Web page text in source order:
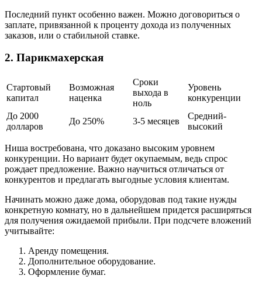
Последний пункт особенно важен. Можно договориться о
заплате, привязанной к проценту дохода из полученных
заказов, или о стабильной ставке.
2. Парикмахерская
Стартовый
капитал
Возможная
наценка
Сроки
выхода в
ноль
Уровень
конкуренции
До 2000
долларов
До 250% 3-5 месяцев
Средний-
высокий
Ниша востребована, что доказано высоким уровнем
конкуренции. Но вариант будет окупаемым, ведь спрос
рождает предложение. Важно научиться отличаться от
конкурентов и предлагать выгодные условия клиентам.
Начинать можно даже дома, оборудовав под такие нужды
конкретную комнату, но в дальнейшем придется расширяться
для получения ожидаемой прибыли. При подсчете вложений
учитывайте:
Аренду помещения.
Дополнительное оборудование.
Оформление бумаг.